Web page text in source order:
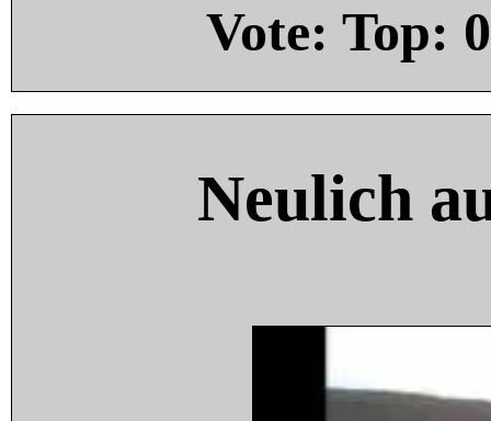
Vote: Top: 0
Neulich